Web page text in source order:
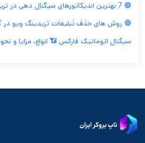
🟢 7 بهترین اندیکاتورهای سیگنال دهی در تریدینگ ویو 🟢
🔴 روش های حذف تبلیغات تریدینگ ویو
سیگنال اتوماتیک فارکس 📶 انواع، مزایا و